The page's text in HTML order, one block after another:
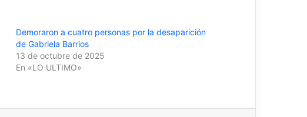
Demoraron a cuatro personas por la desaparición
de Gabriela Barrios
13 de octubre de 2025
En «LO ULTIMO»